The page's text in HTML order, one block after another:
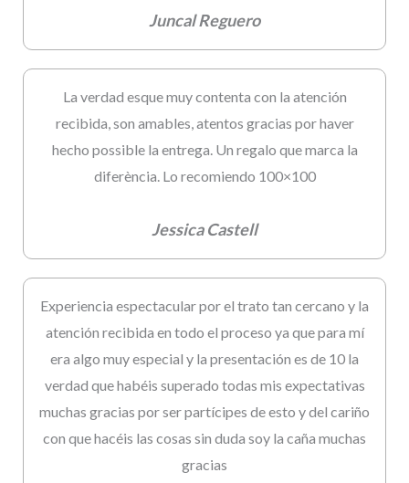
Juncal Reguero
La verdad esque muy contenta con la atención
recibida, son amables, atentos gracias por haver
hecho possible la entrega. Un regalo que marca la
diferència. Lo recomiendo 100×100
Jessica Castell
Experiencia espectacular por el trato tan cercano y la
atención recibida en todo el proceso ya que para mí
era algo muy especial y la presentación es de 10 la
verdad que habéis superado todas mis expectativas
muchas gracias por ser partícipes de esto y del cariño
con que hacéis las cosas sin duda soy la caña muchas
gracias